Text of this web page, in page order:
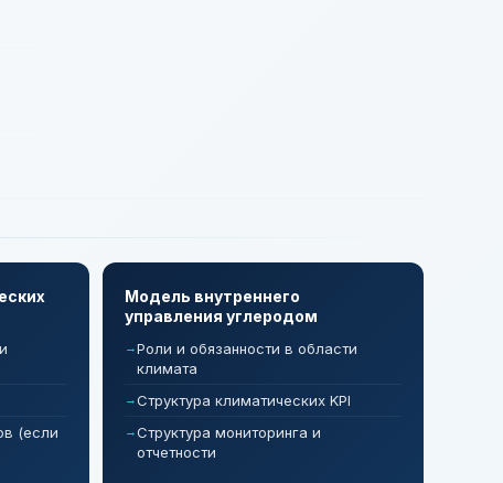
(если
Модель внутреннего
управления углеродом
Роли и обязанности в области
климата
Структура климатических KPI
Структура мониторинга и
отчетности